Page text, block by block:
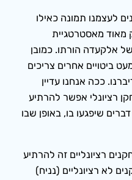
לעצמנו תמונה כאילו
מאוד מאסטרטגיית
אלקעדה הורתו. כמובן
ביטויים אחרים צריכים
ככה אנחנו עדיין
רציונלי אפשר להרתיע
שיפגעו בו, באופן שבו
רציונליים זה להרתיע
לא רציונליים (נניח)